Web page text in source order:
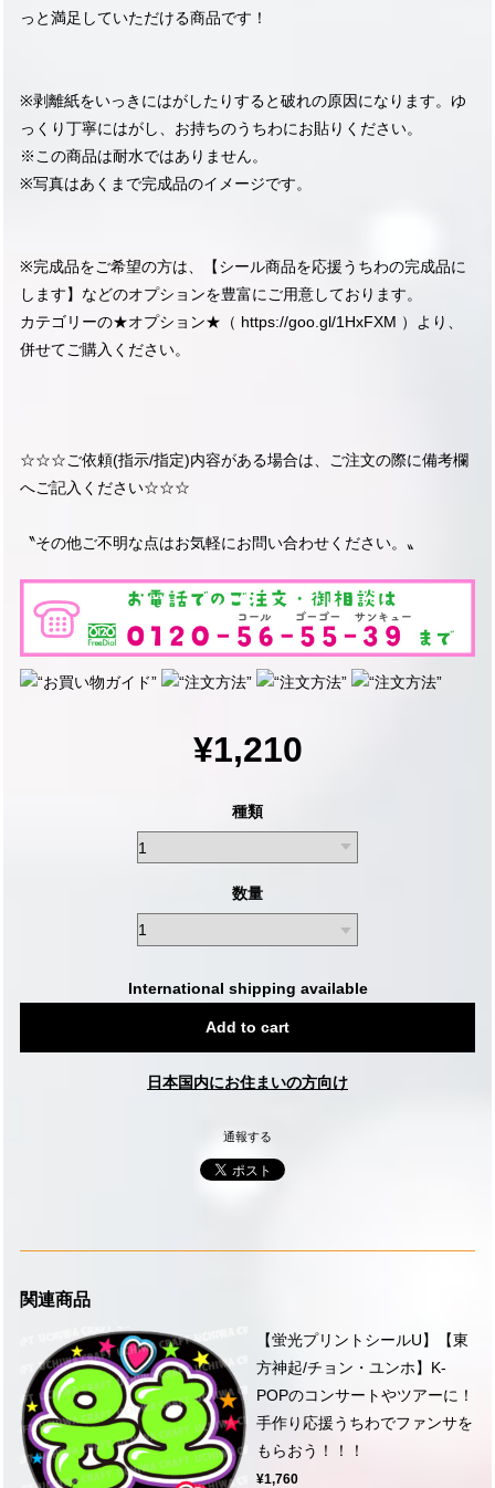
っと満足していただける商品です！
※剥離紙をいっきにはがしたりすると破れの原因になります。ゆ
っくり丁寧にはがし、お持ちのうちわにお貼りください。
※この商品は耐水ではありません。
※写真はあくまで完成品のイメージです。
※完成品をご希望の方は、【シール商品を応援うちわの完成品に
します】などのオプションを豊富にご用意しております。
カテゴリーの★オプション★（ https://goo.gl/1HxFXM ）より、
併せてご購入ください。
☆☆☆ご依頼(指示/指定)内容がある場合は、ご注文の際に備考欄
へご記入ください☆☆☆
〝その他ご不明な点はお気軽にお問い合わせください。〟
¥1,210
種類
数量
International shipping available
Add to cart
日本国内にお住まいの方向け
通報する
関連商品
【蛍光プリントシールU】【東
方神起/チョン・ユンホ】K-
POPのコンサートやツアーに！
手作り応援うちわでファンサを
もらおう！！！
¥1,760